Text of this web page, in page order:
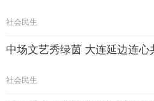
社会民生
中场文艺秀绿茵 大连延边连心
社会民生